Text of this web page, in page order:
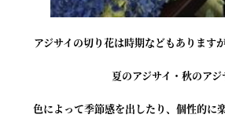
アジサイの切り花は時期などもあります
夏のアジサイ・秋のアジ
色によって季節感を出したり、個性的に